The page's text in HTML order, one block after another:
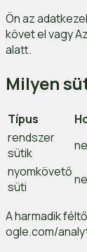
Ön az
követ el vagy
alatt.
Milyen
Típus
rendszer
sütik
nyomkövető
süti
A harmadik
ogle.com/